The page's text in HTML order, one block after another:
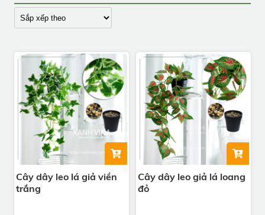
Cây dây leo lá giả viền
trắng
Cây dây leo giả lá loang
đỏ